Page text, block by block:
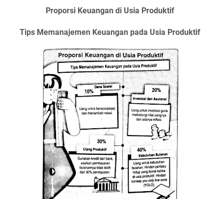
Proporsi Keuangan di Usia Produktif
Tips Memanajemen Keuangan pada Usia Produktif